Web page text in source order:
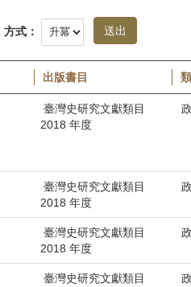
方式：
出版書目
臺灣史研究文獻類目
2018 年度
臺灣史研究文獻類目
2018 年度
臺灣史研究文獻類目
2018 年度
臺灣史研究文獻類目